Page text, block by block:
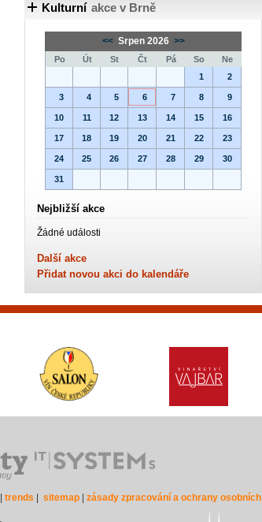
Kulturní akce v Brně
<< Srpen 2026 >>
Po Út St Čt Pá So
Ne
1
2
3 4 5 6 7 8 9
10 11 12 13 14 15 16
17 18 19 20 21 22 23
24 25 26 27 28 29 30
31
Nejbližší akce
Žádné události
Další akce
Přidat novou akci do kalendáře
trends sitemap| zásady zpracování a ochrany osobních